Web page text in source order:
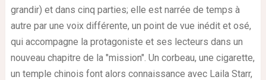
grandir) et dans cinq parties; elle est narrée de temps à
autre par une voix différente, un point de vue inédit et osé,
qui accompagne la protagoniste et ses lecteurs dans un
nouveau chapitre de la "mission". Un corbeau, une cigarette,
un temple chinois font alors connaissance avec Laila Starr,